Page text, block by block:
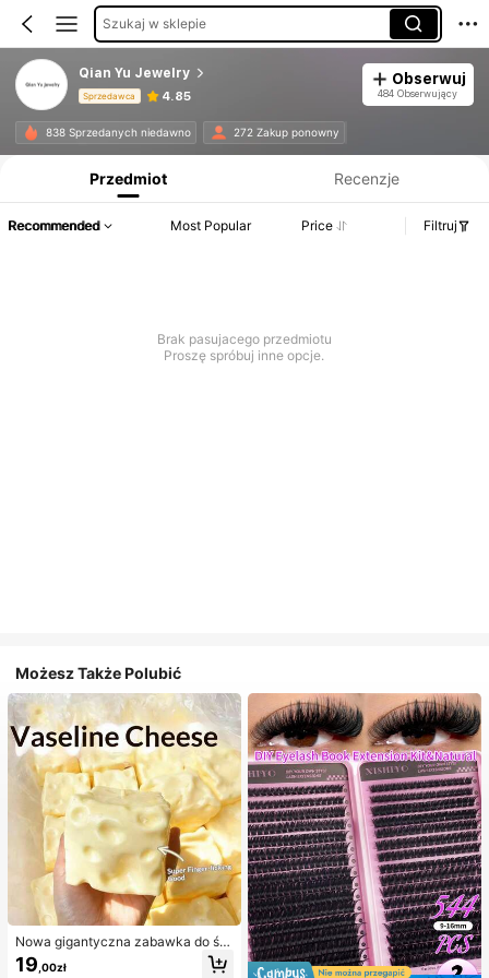
Szukaj w sklepie
Qian Yu Jewelry
Sprzedawca 4.85
Obserwuj
484 Obserwujący
838 Sprzedanych niedawno 272 Zakup ponowny
Przedmiot Recenzje
Recommended Most Popular Price Filtruj
Brak pasujacego przedmiotu
Proszę spróbuj inne opcje.
Możesz Także Polubić
Nowa gigantyczna zabawka do ści
skania w kształcie sera z nadzienie
m, kwadratowa piłka serowa do ści
19 ,00zł